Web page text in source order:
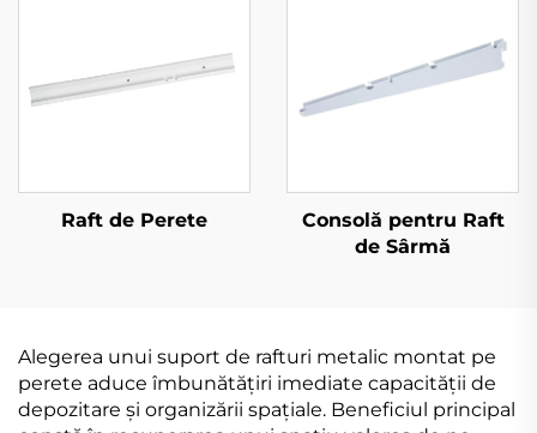
Raft de Perete
Consolă pentru Raft
de Sârmă
Alegerea unui suport de rafturi metalic montat pe
perete aduce îmbunătățiri imediate capacității de
depozitare și organizării spațiale. Beneficiul principal